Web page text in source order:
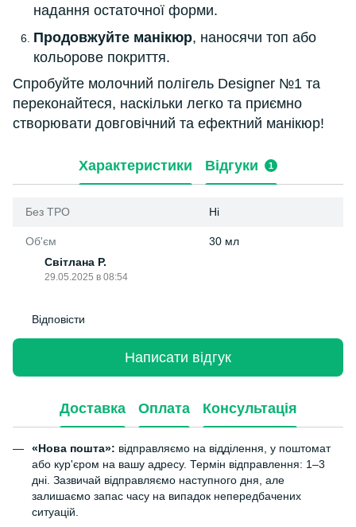
надання остаточної форми.
Продовжуйте манікюр, наносячи топ або
кольорове покриття.
Спробуйте молочний полігель Designer №1 та
переконайтеся, наскільки легко та приємно
створювати довговічний та ефектний манікюр!
Характеристики Відгуки 1
Без ТРО Ні
Об'єм
30 мл
Світлана Р.
29.05.2025 в 08:54
Відповісти
Написати відгук
Доставка Оплата Консультація
«Нова пошта»: відправляємо на відділення, у поштомат
або кур'єром на вашу адресу. Термін відправлення: 1–3
дні. Зазвичай відправляємо наступного дня, але
залишаємо запас часу на випадок непередбачених
ситуацій.